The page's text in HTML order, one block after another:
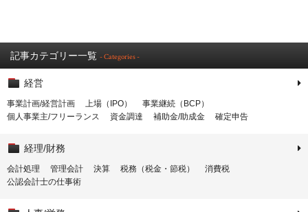
記事カテゴリー一覧 - Categories -
経営
事業計画/経営計画 上場（IPO）
事業継続（BCP）
個人事業主/フリーランス
資金調達 補助金/助成金 確定申告
経理/財務
会計処理 管理会計 決算 税務（税金・節税）
消費税
公認会計士の仕事術